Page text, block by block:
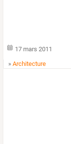
17 mars 2011
»Architecture